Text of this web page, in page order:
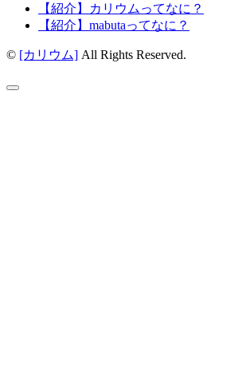
【紹介】カリウムってなに？
【紹介】mabutaってなに？
© [カリウム] All Rights Reserved.